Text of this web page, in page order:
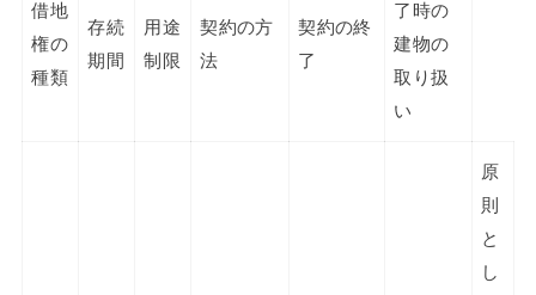
借地
権の
種類
存続
期間
用途
制限
契約の方
法
契約の終
了
了時の
建物の
取り扱
い
原
則
と
し